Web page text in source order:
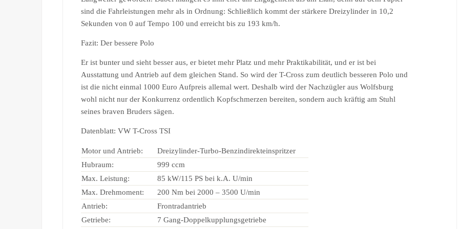
sind die Fahrleistungen mehr als in Ordnung: Schließlich kommt der stärkere Dreizylinder in 10,2
Sekunden von 0 auf Tempo 100 und erreicht bis zu 193 km/h.
Fazit: Der bessere Polo
Er ist bunter und sieht besser aus, er bietet mehr Platz und mehr Praktikabilität, und er ist bei
Ausstattung und Antrieb auf dem gleichen Stand. So wird der T-Cross zum deutlich besseren Polo und
ist die nicht einmal 1000 Euro Aufpreis allemal wert. Deshalb wird der Nachzügler aus Wolfsburg
wohl nicht nur der Konkurrenz ordentlich Kopfschmerzen bereiten, sondern auch kräftig am Stuhl
seines braven Bruders sägen.
Datenblatt: VW T-Cross TSI
Motor und Antrieb:
Dreizylinder-Turbo-Benzindirekteinspritzer
Hubraum:
999 ccm
Max. Leistung:
85 kW/115 PS bei k.A. U/min
Max. Drehmoment:
200 Nm bei 2000 – 3500 U/min
Antrieb:
Frontradantrieb
Getriebe:
7 Gang-Doppelkupplungsgetriebe